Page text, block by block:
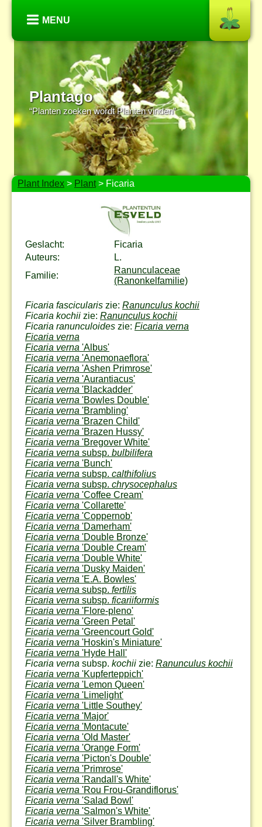
MENU
Plantago
“Planten zoeken wordt Planten vinden”
Plant Index > Plant> Ficaria
Geslacht:
Ficaria
Auteurs:
L.
Familie:
Ranunculaceae
(Ranonkelfamilie)
Ficaria fascicularis zie: Ranunculus kochii
Ficaria kochii zie: Ranunculus kochii
Ficaria ranunculoides zie: Ficaria verna
Ficaria verna
Ficaria verna 'Albus'
Ficaria verna 'Anemonaeflora'
Ficaria verna 'Ashen Primrose'
Ficaria verna 'Aurantiacus'
Ficaria verna 'Blackadder'
Ficaria verna 'Bowles Double'
Ficaria verna 'Brambling'
Ficaria verna 'Brazen Child'
Ficaria verna 'Brazen Hussy'
Ficaria verna 'Bregover White'
Ficaria verna subsp. bulbilifera
Ficaria verna 'Bunch'
Ficaria verna subsp. calthifolius
Ficaria verna subsp. chrysocephalus
Ficaria verna 'Coffee Cream'
Ficaria verna 'Collarette'
Ficaria verna 'Coppernob'
Ficaria verna 'Damerham'
Ficaria verna 'Double Bronze'
Ficaria verna 'Double Cream'
Ficaria verna 'Double White'
Ficaria verna 'Dusky Maiden'
Ficaria verna 'E.A. Bowles'
Ficaria verna subsp. fertilis
Ficaria verna subsp. ficariiformis
Ficaria verna 'Flore-pleno'
Ficaria verna 'Green Petal'
Ficaria verna 'Greencourt Gold'
Ficaria verna 'Hoskin's Miniature'
Ficaria verna 'Hyde Hall'
Ficaria verna subsp. kochii zie: Ranunculus kochii
Ficaria verna 'Kupferteppich'
Ficaria verna 'Lemon Queen'
Ficaria verna 'Limelight'
Ficaria verna 'Little Southey'
Ficaria verna 'Major'
Ficaria verna 'Montacute'
Ficaria verna 'Old Master'
Ficaria verna 'Orange Form'
Ficaria verna 'Picton's Double'
Ficaria verna 'Primrose'
Ficaria verna 'Randall's White'
Ficaria verna 'Rou Frou-Grandiflorus'
Ficaria verna 'Salad Bowl'
Ficaria verna 'Salmon's White'
Ficaria verna 'Silver Brambling'